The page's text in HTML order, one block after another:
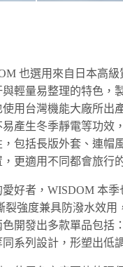
也選用來自日本高
輕量易整理的特色，
用台灣機能大廠所出
產生冬季靜電等功效
包括長版外套、連帽
，更適用不同都會旅行
好者，WISDOM 本
裂強度兼具防潑水效
開發出多款單品包括
系列設計，形塑出低